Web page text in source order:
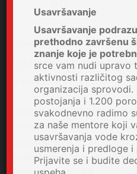
Home Projekti
Mi
Početna konferencija
gradimo“
Zadovoljstvo nam je da
konferenciju projekta Mi
gradimokoja će se održati
početkom u 18h , na
Usavršavanje
Usavršavanje
prethodno završenu
znanje koje je
srce vam nudi
aktivnosti različitog
organizacija sprovodi.
postojanja i 1.200
svakodnevno radimo
za naše mentore koji
usavršavanja vode
usmerenja i predloge
Prijavite se i budite